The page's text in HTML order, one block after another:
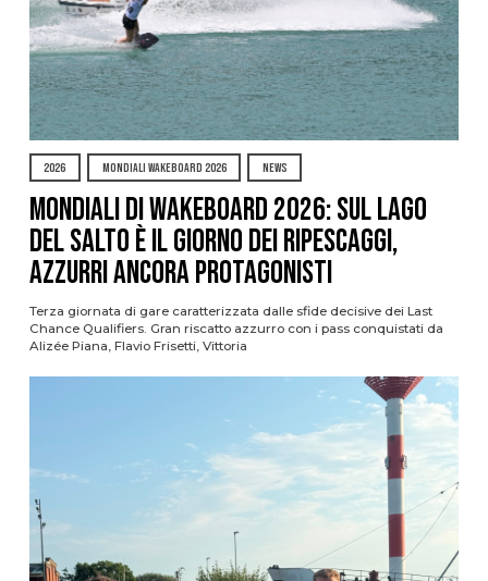
2026 MONDIALI WAKEBOARD 2026 NEWS
Mondiali di Wakeboard 2026: sul Lago
del Salto è il giorno dei ripescaggi,
azzurri ancora protagonisti
Terza giornata di gare caratterizzata dalle sfide decisive dei Last
Chance Qualifiers. Gran riscatto azzurro con i pass conquistati da
Alizée Piana, Flavio Frisetti, Vittoria